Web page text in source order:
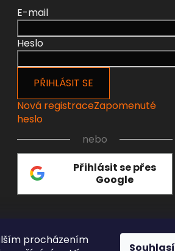
procházením
E-mail
Heslo
PŘIHLÁSIT SE
Nová registraceZapomenuté
heslo
nebo
Přihlásit se přes
Google